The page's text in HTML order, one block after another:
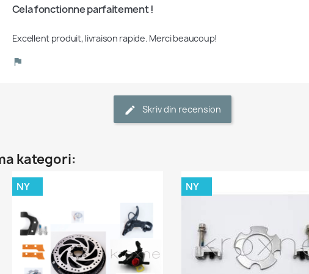
Cela fonctionne parfaitement !
Excellent produit, livraison rapide. Merci beaucoup!
Skriv din recension
kategori:
NY NY